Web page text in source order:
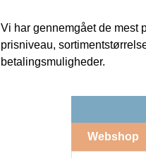
Vi har gennemgået de mest
prisniveau,
betalingsmuligheder.
Webshop